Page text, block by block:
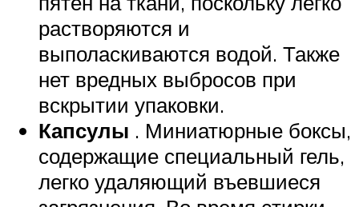
растворяются и
выполаскиваются водой. Также
нет вредных выбросов при
вскрытии упаковки.
Капсулы . Миниатюрные боксы,
содержащие специальный гель,
легко удаляющий въевшиеся